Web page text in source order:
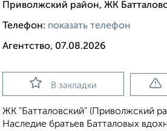
Приволжский район, ЖК
Телефон: показать телефон
Агентство, 07.08.2026
В закладки
ЖК "Батталовский" (Приволжский
Наследие братьев Батталовых